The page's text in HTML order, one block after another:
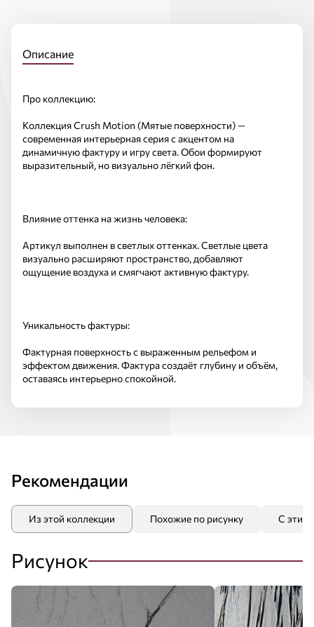
Описание
Про коллекцию:
Коллекция Crush Motion (Мятые поверхности) —
современная интерьерная серия с акцентом на
динамичную фактуру и игру света. Обои формируют
выразительный, но визуально лёгкий фон.
Влияние оттенка на жизнь человека:
Артикул выполнен в светлых оттенках. Светлые цвета
визуально расширяют пространство, добавляют
ощущение воздуха и смягчают активную фактуру.
Уникальность фактуры:
Фактурная поверхность с выраженным рельефом и
эффектом движения. Фактура создаёт глубину и объём,
оставаясь интерьерно спокойной.
Рекомендации
Из этой коллекции Похожие по рисунку С этим
Рисунок